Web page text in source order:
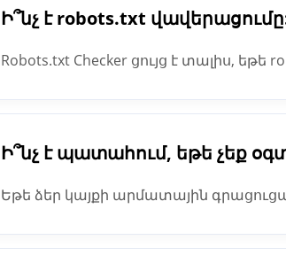
Ի՞նչ է robots.txt
Robots.txt Checker ցույց է տալիս,
սողալ այն բովանդակության URL- ը,
Ի՞նչ է պատահում, եթե չեք
Եթե ձեր կայքի արմատային